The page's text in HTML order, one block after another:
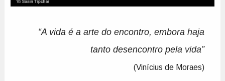
“A vida é a arte do encontro, embora haja
tanto desencontro pela vida”
(Vinícius de Moraes)